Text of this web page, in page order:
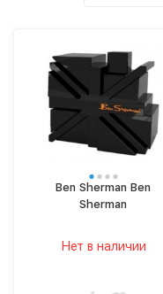
Ben Sherman Ben
Sherman
Нет в наличии